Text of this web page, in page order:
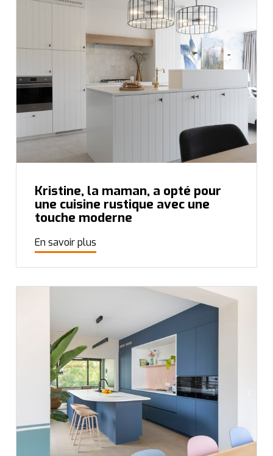
Kristine, la maman, a opté pour
une cuisine rustique avec une
touche moderne
En savoir plus